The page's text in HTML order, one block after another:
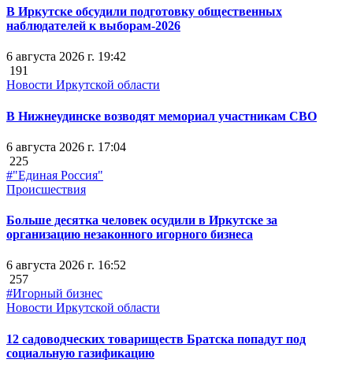
В Иркутске обсудили подготовку общественных
наблюдателей к выборам-2026
6 августа 2026 г. 19:42
191
Новости Иркутской области
В Нижнеудинске возводят мемориал участникам СВО
6 августа 2026 г. 17:04
225
#"Единая Россия"
Происшествия
Больше десятка человек осудили в Иркутске за
организацию незаконного игорного бизнеса
6 августа 2026 г. 16:52
257
#Игорный бизнес
Новости Иркутской области
12 садоводческих товариществ Братска попадут под
социальную газификацию